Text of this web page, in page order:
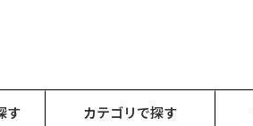
す カテゴリで探す